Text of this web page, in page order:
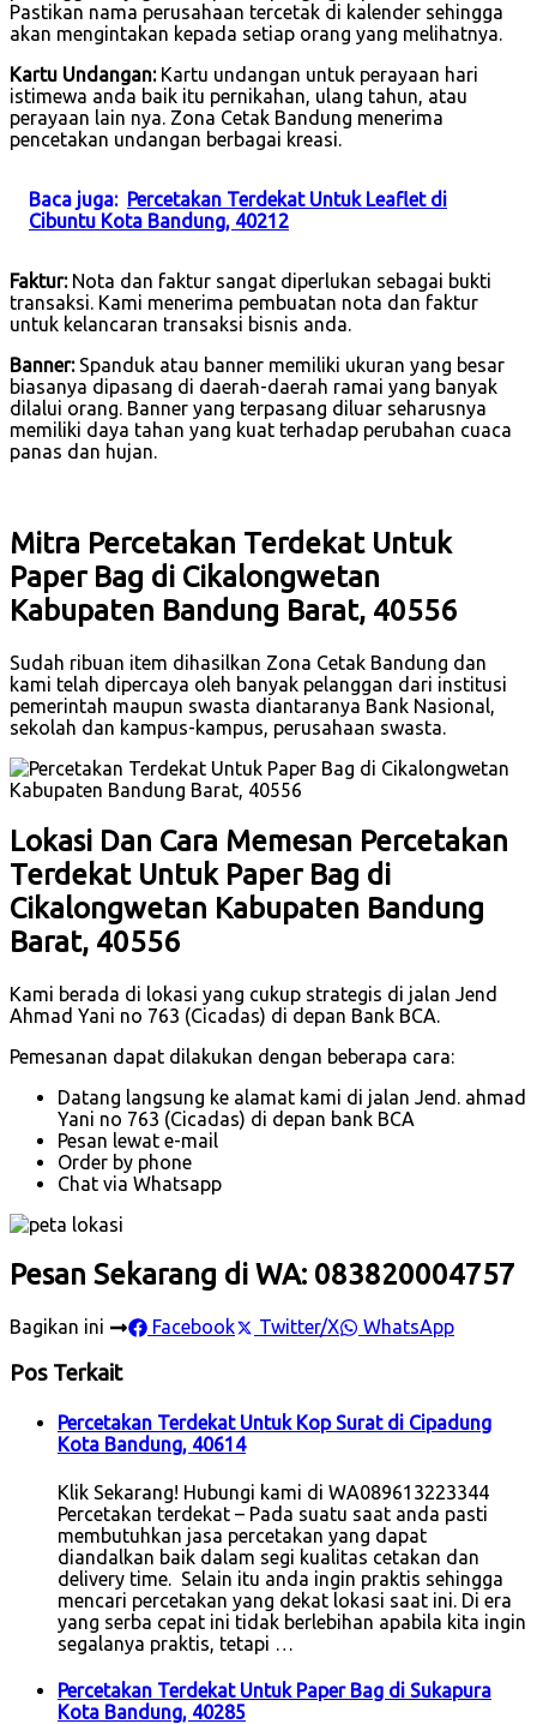
Pastikan nama perusahaan tercetak di kalender sehingga
akan mengintakan kepada setiap orang yang melihatnya.
Kartu Undangan:Kartu undangan untuk perayaan hari
istimewa anda baik itu pernikahan, ulang tahun, atau
perayaan lain nya. Zona Cetak Bandung menerima
pencetakan undangan berbagai kreasi.
Baca juga: Percetakan Terdekat Untuk Leaflet di
Cibuntu Kota Bandung, 40212
Faktur:Nota dan faktur sangat diperlukan sebagai bukti
transaksi. Kami menerima pembuatan nota dan faktur
untuk kelancaran transaksi bisnis anda.
Banner:Spanduk atau banner memiliki ukuran yang besar
biasanya dipasang di daerah-daerah ramai yang banyak
dilalui orang. Banner yang terpasang diluar seharusnya
memiliki daya tahan yang kuat terhadap perubahan cuaca
panas dan hujan.
Mitra Percetakan Terdekat Untuk
Paper Bag di Cikalongwetan
Kabupaten Bandung Barat, 40556
Sudah ribuan item dihasilkan Zona Cetak Bandung dan
kami telah dipercaya oleh banyak pelanggan dari institusi
pemerintah maupun swasta diantaranya Bank Nasional,
sekolah dan kampus-kampus, perusahaan swasta.
Lokasi Dan Cara Memesan Percetakan
Terdekat Untuk Paper Bag di
Cikalongwetan Kabupaten Bandung
Barat, 40556
Kami berada di lokasi yang cukup strategis di jalan Jend
Ahmad Yani no 763 (Cicadas) di depan Bank BCA.
Pemesanan dapat dilakukan dengan beberapa cara:
Datang langsung ke alamat kami di jalan Jend. ahmad
Yani no 763 (Cicadas) di depan bank BCA
Pesan lewat e-mail
Order by phone
Chat via Whatsapp
Pesan Sekarang di WA: 083820004757
Bagikan ini Facebook Twitter/X WhatsApp
Pos Terkait
Percetakan Terdekat Untuk Kop Surat di Cipadung
Kota Bandung, 40614
Klik Sekarang! Hubungi kami di WA089613223344
Percetakan terdekat – Pada suatu saat anda pasti
membutuhkan jasa percetakan yang dapat
diandalkan baik dalam segi kualitas cetakan dan
delivery time. Selain itu anda ingin praktis sehingga
mencari percetakan yang dekat lokasi saat ini. Di era
yang serba cepat ini tidak berlebihan apabila kita ingin
segalanya praktis, tetapi …
Percetakan Terdekat Untuk Paper Bag di Sukapura
Kota Bandung, 40285